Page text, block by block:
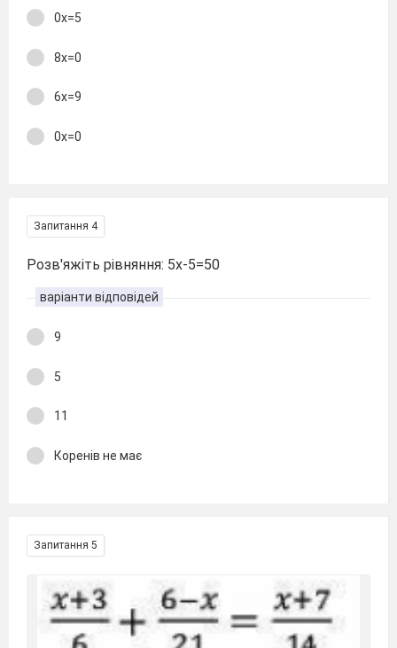
0х=5
8х=0
6х=9
0х=0
Запитання 4
Розв'яжіть рівняння: 5х-5=50
варіанти відповідей
9
5
11
Коренів не має
Запитання 5